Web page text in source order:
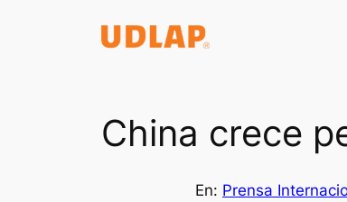
China crece
En: Prensa